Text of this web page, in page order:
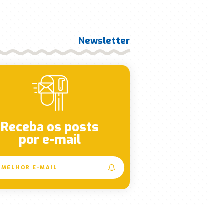
Newsletter
Receba os posts
por e-mail